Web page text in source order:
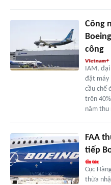
Công
công
IAM, đại
đặt máy
cầu chế
trên
năm thu
FAA
tiếp
Cục
thừa